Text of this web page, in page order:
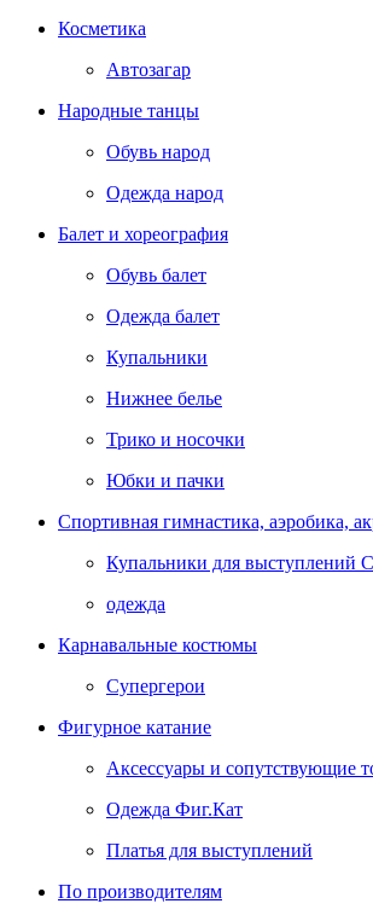
Косметика
Автозагар
Народные танцы
Обувь народ
Одежда народ
Балет и хореография
Обувь балет
Одежда балет
Купальники
Нижнее белье
Трико и носочки
Юбки и пачки
Спортивная гимнастика, аэробика,
Купальники для выступлений С
одежда
Карнавальные костюмы
Супергерои
Фигурное катание
Аксессуары и сопутствующие
Одежда Фиг.Кат
Платья для выступлений
По производителям